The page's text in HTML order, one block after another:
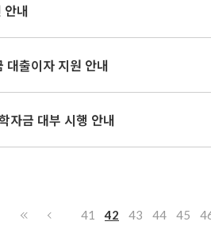
안내
대출이자 지원 안내
자금 대부 시행 안내
41 42 43 44 45